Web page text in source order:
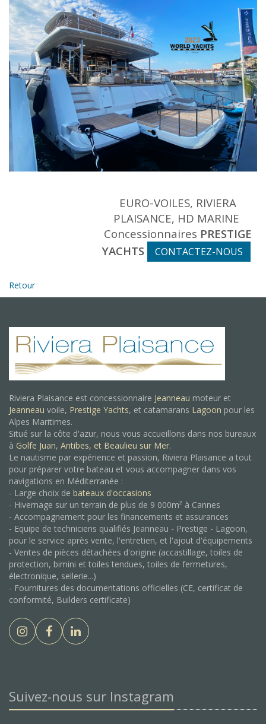
EURO-VOILES, RIVIERA
PLAISANCE, HD MARINE
Concessionnaires PRESTIGE
YACHTS
CONTACTEZ-NOUS
Retour
Riviera Plaisance est concessionnaire Jeanneau moteur et
Jeanneau voile, Prestige Yachts, et catamarans Lagoon pour les
Alpes Maritimes.
Situé sur la côte d'azur, nous vous accueillons dans nos bureaux
à Golfe Juan, Antibes, et Beaulieu sur Mer.
Le nautisme par expérience et passion, Riviera Plaisance a tout
pour préparer votre bateau et vous accompagner dans vos
navigations en Méditerranée :
- Large choix de bateaux d'occasions
- Hivernage sur un terrain de plus de 9 000m² à Cannes
- Accompagnement pour les financements et assurances
- Equipe de techniciens qualifiés Jeanneau - Prestige - Lagoon,
pour le service après vente, l'entretien, et l'ajout d'équipements
- Ventes de pièces détachées d'origine (accastillage, toiles de
protection, bimini et toiles tendues, toiles de fermetures,
électronique, sellerie...)
- Fournitures des documentations officielles (CE, certificat de
conformité, Builders certificate)
Suivez-nous sur Instagram